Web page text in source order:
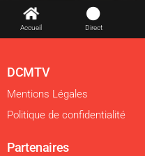
Accueil Direct
DCMTV
Mentions Légales
Politique de confidentialité
Partenaires